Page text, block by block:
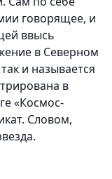
говорящее, и
ввысь
в Северном
и называется
в
«Космос-
Словом,